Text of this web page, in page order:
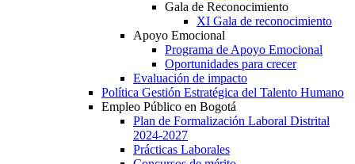
Gala de Reconocimiento
XI Gala de reconocimiento
Apoyo Emocional
Programa de Apoyo Emocional
Oportunidades para crecer
Evaluación de impacto
Política Gestión Estratégica del Talento Humano
Empleo Público en Bogotá
Plan de Formalización Laboral Distrital
2024-2027
Prácticas Laborales